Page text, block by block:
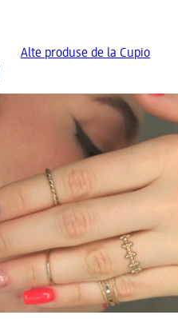
Alte produse de la Cupio